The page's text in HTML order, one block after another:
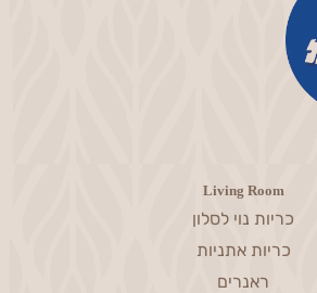
Living Room
כריות נוי לסלון
כריות אתניות
ראנרים